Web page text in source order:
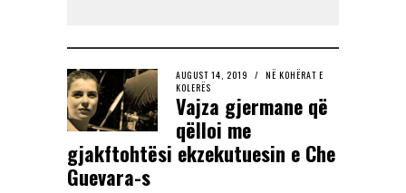
AUGUST 14, 2019
NË KOHËRAT E
KOLERËS
Vajza gjermane që
qëlloi me
gjakftohtësi ekzekutuesin e Che
Guevara-s